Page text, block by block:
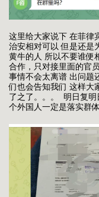
这里给大家说下 在菲律
治安相对可以 但是还是
黄牛的人 所以不要谁便
合作，只对接里面的官
事情不会太离谱 出问题
们也会告知我们 这样大
了之了。。。 明日复
个外国人一定是落实群体